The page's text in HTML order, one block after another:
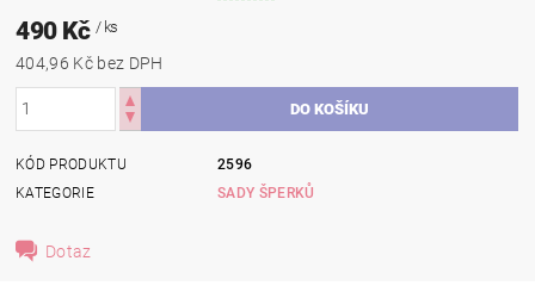
490 Kč / ks
404,96 Kč bez DPH
KÓD PRODUKTU
2596
KATEGORIE
SADY ŠPERKŮ
Dotaz